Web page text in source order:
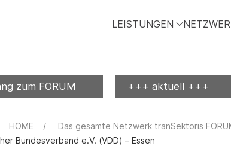
LEISTUNGEN
zum FORUM +++ aktuell +++
HOME Das gesamte Netzwerk tranSektoris
Bundesverband e.V. (VDD) – Essen